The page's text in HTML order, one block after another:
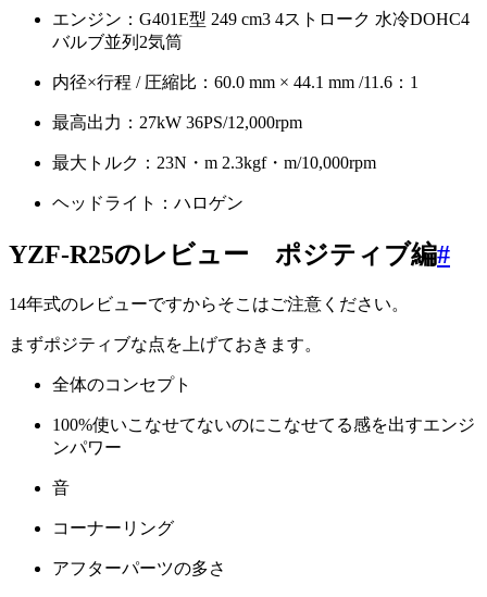
エンジン：G401E型 249 cm3 4ストローク 水冷DOHC4
バルブ並列2気筒
内径×行程 / 圧縮比：60.0 mm × 44.1 mm /11.6：1
最高出力：27kW 36PS/12,000rpm
最大トルク：23N・m 2.3kgf・m/10,000rpm
ヘッドライト：ハロゲン
YZF-R25のレビュー ポジティブ編#
14年式のレビューですからそこはご注意ください。
まずポジティブな点を上げておきます。
全体のコンセプト
100%使いこなせてないのにこなせてる感を出すエンジ
ンパワー
音
コーナーリング
アフターパーツの多さ